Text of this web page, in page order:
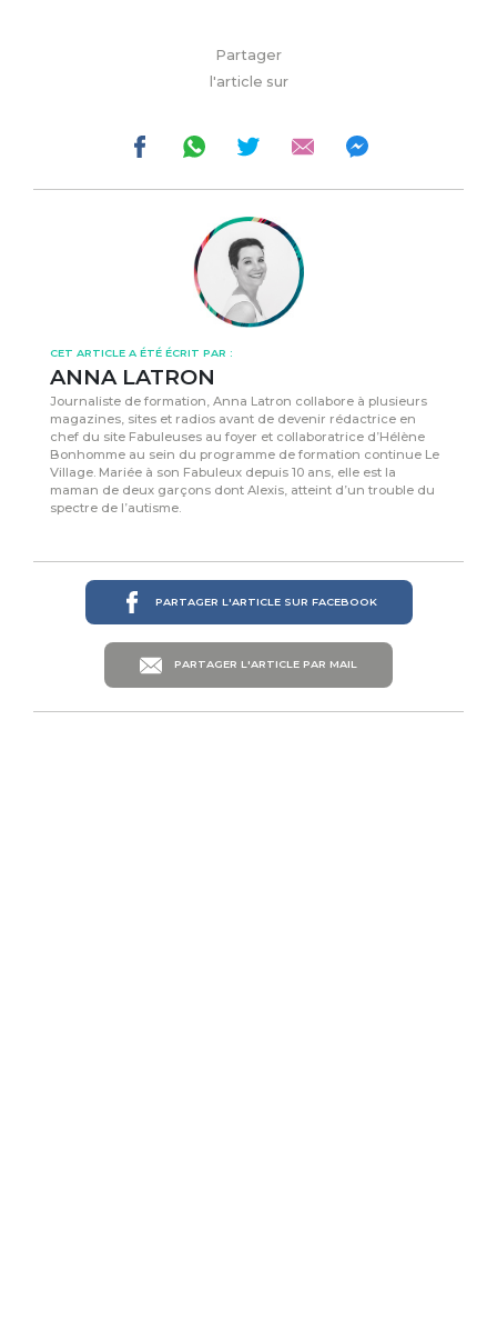
Partager
l'article sur
CET ARTICLE A ÉTÉ ÉCRIT PAR :
ANNA LATRON
Journaliste de formation, Anna Latron collabore à plusieurs
magazines, sites et radios avant de devenir rédactrice en
chef du site Fabuleuses au foyer et collaboratrice d’Hélène
Bonhomme au sein du programme de formation continue Le
Village. Mariée à son Fabuleux depuis 10 ans, elle est la
maman de deux garçons dont Alexis, atteint d’un trouble du
spectre de l’autisme.
PARTAGER L'ARTICLE SUR FACEBOOK
PARTAGER L'ARTICLE PAR MAIL